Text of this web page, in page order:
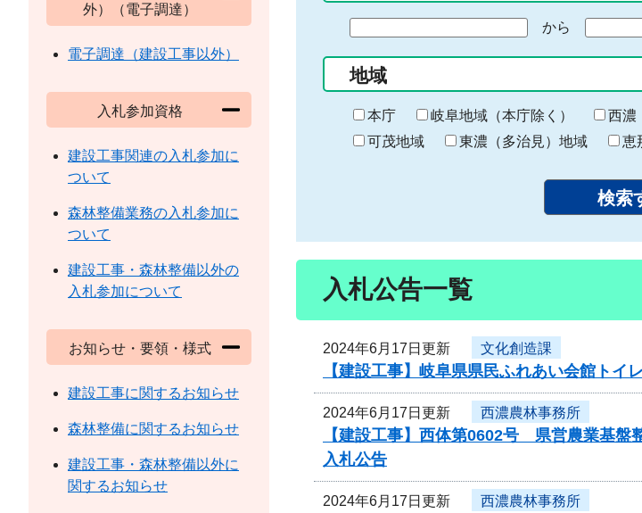
の
始
ま
り
から
終
わ
り
地域
本庁 岐阜地域（本庁除く） 西濃
可茂地域
東濃（多治見）地域 恵
入札公告一覧
2024年6月17日更新 文化創造課
【建設工事】岐阜県県民ふれあい会館ト
2024年6月17日更新 西濃農林事務所
【建設工事】西体第0602号 県営農業基
入札公告
2024年6月17日更新 西濃農林事務所
外）（電子調達）
電子調達（建設工事以外）
入札参加資格
建設工事関連の入札参加に
ついて
森林整備業務の入札参加に
ついて
建設工事・森林整備以外の
入札参加について
お知らせ・要領・様式
建設工事に関するお知らせ
森林整備に関するお知らせ
建設工事・森林整備以外に
関するお知らせ